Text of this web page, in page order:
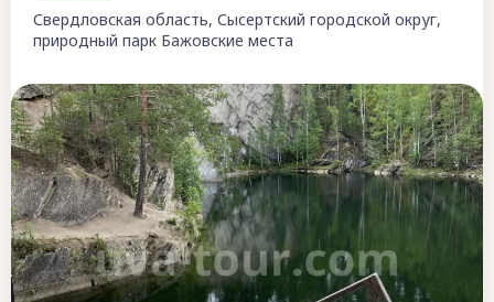
Свердловская область, Сысертский городской округ,
природный парк Бажовские места